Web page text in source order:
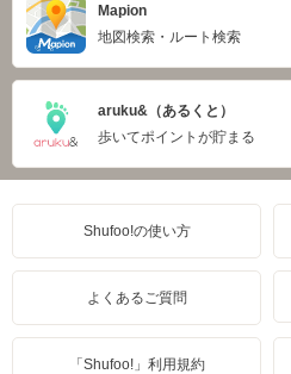
Mapion
地図検索・ルート検索
aruku&（あるくと）
歩いてポイントが貯まる
Shufoo!の使い方
よくあるご質問
「Shufoo!」利用規約